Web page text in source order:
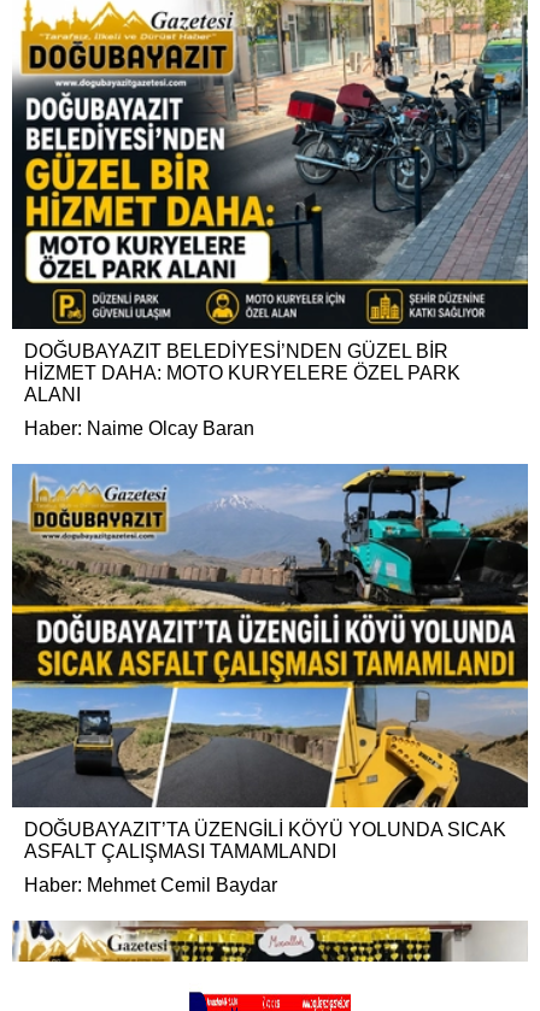
DOĞUBAYAZIT BELEDİYESİ’NDEN GÜZEL BİR
HİZMET DAHA: MOTO KURYELERE ÖZEL PARK
ALANI
Haber: Naime Olcay Baran
DOĞUBAYAZIT’TA ÜZENGİLİ KÖYÜ YOLUNDA SICAK
ASFALT ÇALIŞMASI TAMAMLANDI
Haber: Mehmet Cemil Baydar